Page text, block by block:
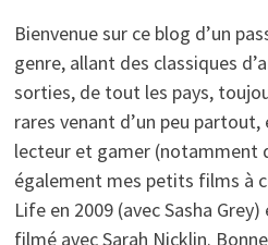
Bienvenue sur ce blog d’un
genre, allant des classiques
sorties, de tout les pays,
rares venant d’un peu
lecteur et gamer (notamment
également mes petits films à
Life en 2009 (avec Sasha
filmé avec Sarah Nicklin.